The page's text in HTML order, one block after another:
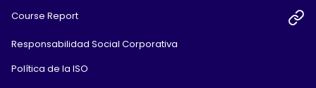
Course Report
Responsabilidad Social Corporativa
Política de la ISO